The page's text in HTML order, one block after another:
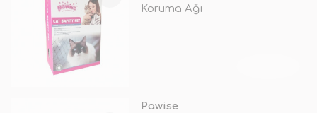
Koruma Ağı
Pawise